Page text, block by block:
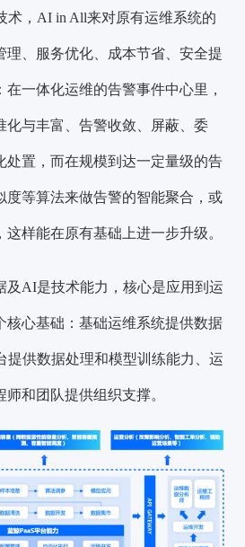
术，AI in All来对原有运维系统的
理、服务优化、成本节省、安全提
在一体化运维的告警事件中心里，
化与丰富、告警收敛、屏蔽、委
处置，而在规模到达一定量级的告
度等算法来做告警的智能聚合，或
样能在原有基础上进一步升级。
及AI是技术能力，核心是应用到运
核心基础 ：基础运维系统提供数据
提供数据处理和模型训练能力、运
和团队提供组织支撑。